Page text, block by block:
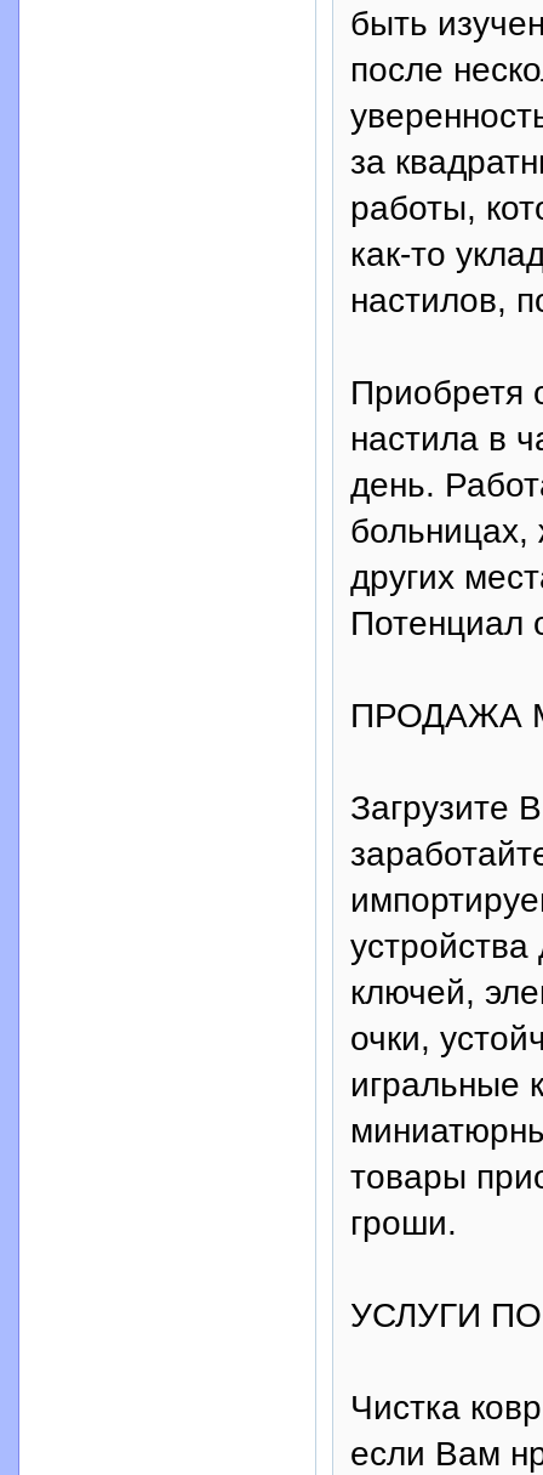
быть
после
за
работы,
как-то
настилов,
Приобретя
настила в
день.
других
Потенциал
ПРОДАЖА
Загрузите
ключей,
очки,
игральные
товары
гроши.
УСЛУГИ
Чистка
если Вам